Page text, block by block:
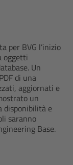
per BVG l’inizio
oggetti
Un
di una
aggiornati e
un
disponibilità e
saranno
Base.